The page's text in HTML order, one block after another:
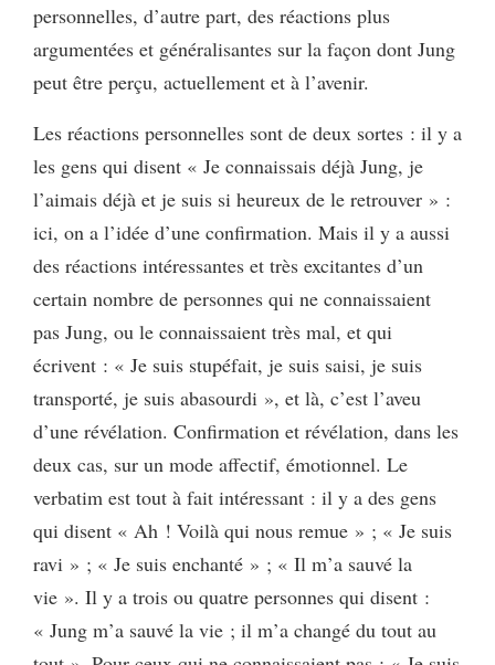
personnelles, d’autre part, des réactions plus
argumentées et généralisantes sur la façon dont Jung
peut être perçu, actuellement et à l’avenir.
Les réactions personnelles sont de deux sortes : il y a
les gens qui disent « Je connaissais déjà Jung, je
l’aimais déjà et je suis si heureux de le retrouver » :
ici, on a l’idée d’une confirmation. Mais il y a aussi
des réactions intéressantes et très excitantes d’un
certain nombre de personnes qui ne connaissaient
pas Jung, ou le connaissaient très mal, et qui
écrivent : « Je suis stupéfait, je suis saisi, je suis
transporté, je suis abasourdi », et là, c’est l’aveu
d’une révélation. Confirmation et révélation, dans les
deux cas, sur un mode affectif, émotionnel. Le
verbatim est tout à fait intéressant : il y a des gens
qui disent « Ah ! Voilà qui nous remue » ; « Je suis
ravi » ; « Je suis enchanté » ; « Il m’a sauvé la
vie ». Il y a trois ou quatre personnes qui disent :
« Jung m’a sauvé la vie ; il m’a changé du tout au